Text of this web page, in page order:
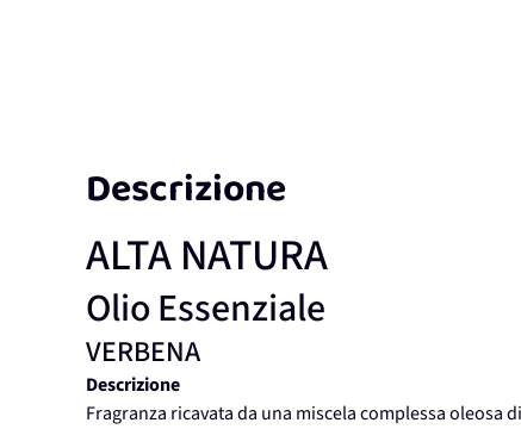
Descrizione
ALTA NATURA
Olio Essenziale
VERBENA
Descrizione
Fragranza ricavata da una miscela complessa